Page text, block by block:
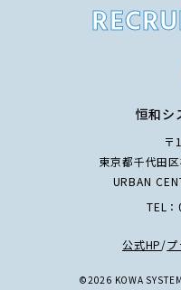
恒和シ
東京都千代田
URBAN
TEL：
公式HP/
©2026 KOWA